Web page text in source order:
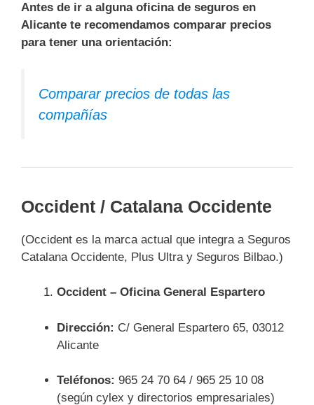
Antes de ir a alguna oficina de seguros en
Alicante te recomendamos comparar precios
para tener una orientación:
Comparar precios de todas las
compañías
Occident / Catalana Occidente
(Occident es la marca actual que integra a Seguros
Catalana Occidente, Plus Ultra y Seguros Bilbao.)
Occident – Oficina General Espartero
Dirección: C/ General Espartero 65, 03012
Alicante
Teléfonos: 965 24 70 64 / 965 25 10 08
(según cylex y directorios empresariales)